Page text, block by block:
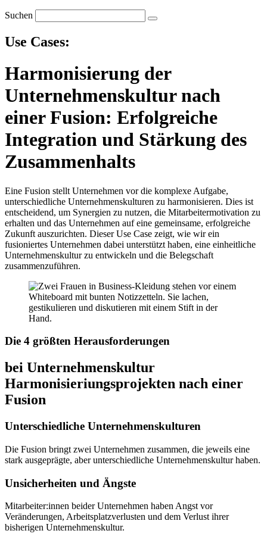
Suchen
Use Cases:
Harmonisierung der
Unternehmenskultur nach
einer Fusion: Erfolgreiche
Integration und Stärkung des
Zusammenhalts
Eine Fusion stellt Unternehmen vor die komplexe Aufgabe,
unterschiedliche Unternehmenskulturen zu harmonisieren. Dies ist
entscheidend, um Synergien zu nutzen, die Mitarbeitermotivation zu
erhalten und das Unternehmen auf eine gemeinsame, erfolgreiche
Zukunft auszurichten. Dieser Use Case zeigt, wie wir ein
fusioniertes Unternehmen dabei unterstützt haben, eine einheitliche
Unternehmenskultur zu entwickeln und die Belegschaft
zusammenzuführen.
Die 4 größten Herausforderungen
bei Unternehmenskultur
Harmonisieriungsprojekten nach einer
Fusion
Unterschiedliche Unternehmenskulturen
Die Fusion bringt zwei Unternehmen zusammen, die jeweils eine
stark ausgeprägte, aber unterschiedliche Unternehmenskultur haben.
Unsicherheiten und Ängste
Mitarbeiter:innen beider Unternehmen haben Angst vor
Veränderungen, Arbeitsplatzverlusten und dem Verlust ihrer
bisherigen Unternehmenskultur.